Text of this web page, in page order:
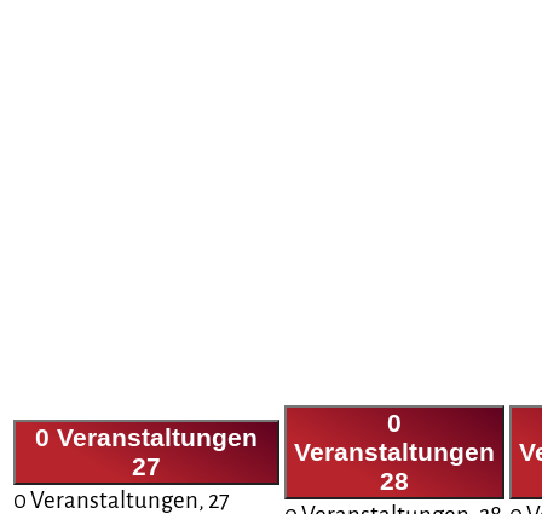
0 Veranstaltungen
27
0 Veranstaltungen, 27
0
Veranstaltungen
28